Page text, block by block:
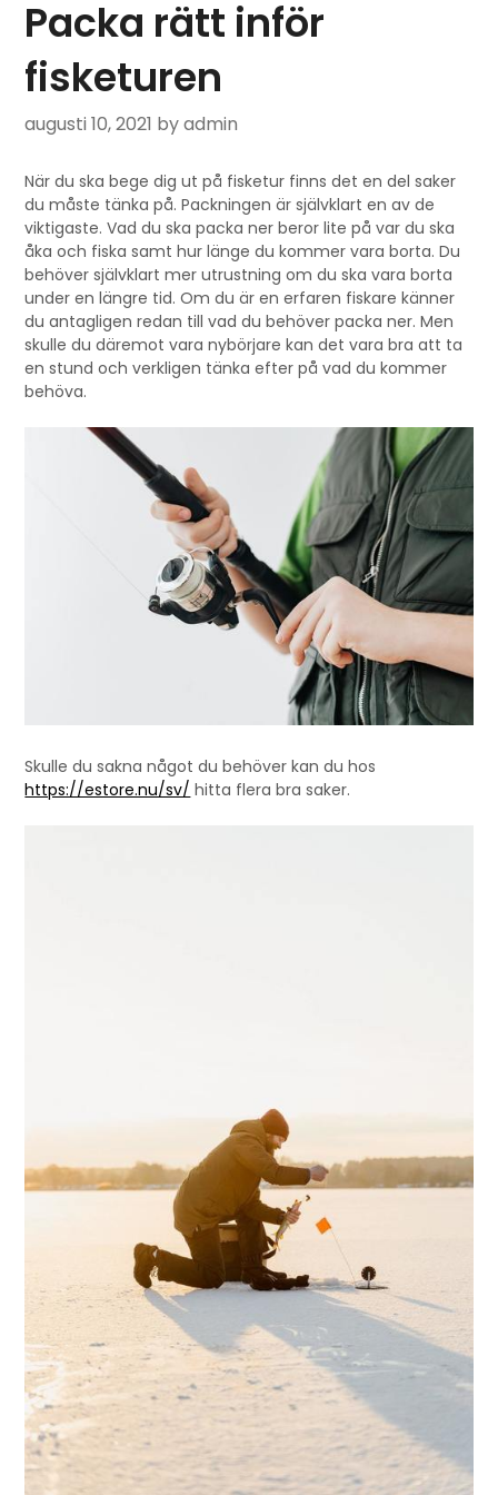
Packa rätt inför
fisketuren
augusti 10, 2021 by admin
När du ska bege dig ut på fisketur finns det en del saker
du måste tänka på. Packningen är självklart en av de
viktigaste. Vad du ska packa ner beror lite på var du ska
åka och fiska samt hur länge du kommer vara borta. Du
behöver självklart mer utrustning om du ska vara borta
under en längre tid. Om du är en erfaren fiskare känner
du antagligen redan till vad du behöver packa ner. Men
skulle du däremot vara nybörjare kan det vara bra att ta
en stund och verkligen tänka efter på vad du kommer
behöva.
Skulle du sakna något du behöver kan du hos
https://estore.nu/sv/ hitta flera bra saker.